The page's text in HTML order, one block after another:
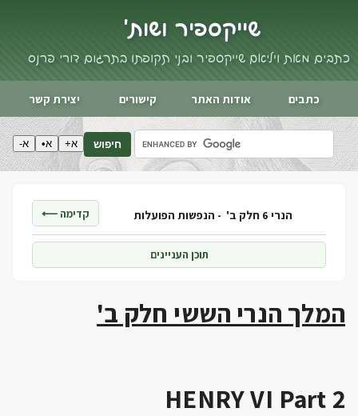
שייקספיר ושות'
כתבים מאת ויליאם שייקספיר ובני תקופתו בתרגום דורי פרנס
כתבים אודות האתר קישורים יצירת קשר
חיפוש א+ א• א-
הנרי 6 חלק ב' - הנפשות הפועלות קדימה ⟵
תוכן העניינים
המלך הנרי הששי חלק ב'
HENRY VI Part 2